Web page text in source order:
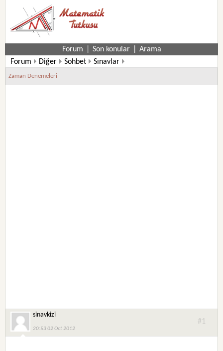
Forum Son konular
Arama
Forum
Diğer Sohbet Sınavlar
Zaman Denemeleri
sinavkizi
20:53 02 Oct 2012
#1